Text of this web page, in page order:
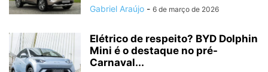
Gabriel Araújo - 6 de março de 2026
Elétrico de respeito? BYD Dolphin
Mini é o destaque no pré-
Carnaval...